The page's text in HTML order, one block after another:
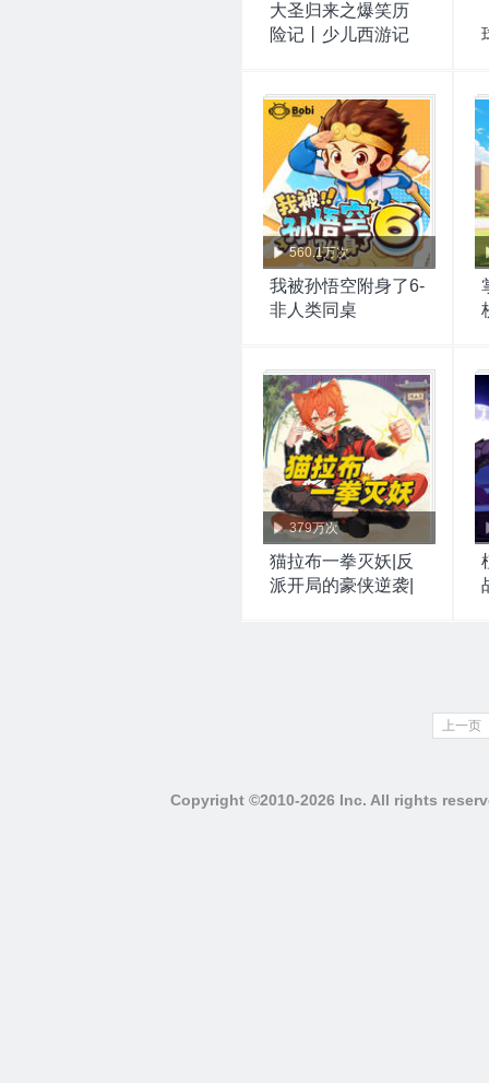
大圣归来之爆笑历
险记丨少儿西游记
560.1万次
我被孙悟空附身了6-
非人类同桌
379万次
猫拉布一拳灭妖|反
派开局的豪侠逆袭|
上一页
Copyright ©2010-2026 Inc. All rights